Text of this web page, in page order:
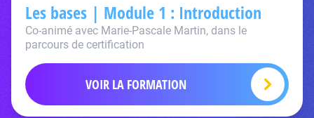
Les bases | Module 1 : Introduction
Co-animé avec Marie-Pascale Martin, dans le
parcours de certification
VOIR LA FORMATION